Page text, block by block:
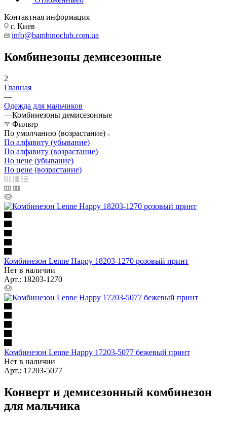
Контактная информация
г. Киев
info@bambinoclub.com.ua
Комбинезоны демисезонные
2
Главная
—
Одежда для мальчиков
—Комбинезоны демисезонные
Фильтр
По умолчанию (возрастание)
По алфавиту (убывание)
По алфавиту (возрастание)
По цене (убывание)
По цене (возрастание)
Комбинезон Lenne Happy 18203-1270 розовый принт
Нет в наличии
Арт.: 18203-1270
Комбинезон Lenne Happy 17203-5077 бежевый принт
Нет в наличии
Арт.: 17203-5077
Конверт и демисезонный комбинезон
для мальчика